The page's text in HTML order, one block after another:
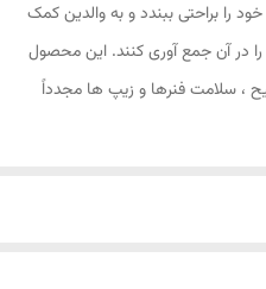
را براحتی ببندد و به والدین کمک
در آن جمع آوری کنند. این محصول
، سلامت فنرها و زیپ ها مجدداً